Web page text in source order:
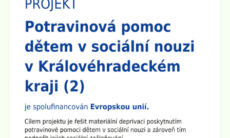
Dne 15.9. 2025 cca v 16:00 hod se po skončení
Plenární schůze SRPŠ budou konat třídní schůzky
jednotlivých tříd. Pokud dojde k malému zpoždění,
předem se omlouváme, učitelský sbor se půjde nejprve
představit do prvních a šestých tříd.
Zveřejněno: 8.9.2025
Plenární schůze SRPŠ
Dne 15.9. 2025 v 15:30 hod se v učebně 8.A na 2.
stupni školy koná Plenární schůze SRPŠ.